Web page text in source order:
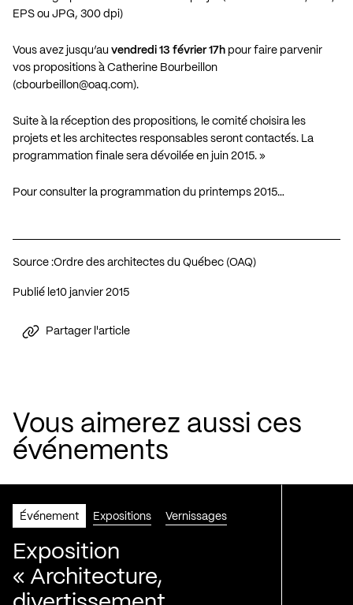
EPS ou JPG, 300 dpi)
Vous avez jusqu’au vendredi 13 février 17h pour faire parvenir
vos propositions à Catherine Bourbeillon
(cbourbeillon@oaq.com).
Suite à la réception des propositions, le comité choisira les
projets et les architectes responsables seront contactés. La
programmation finale sera dévoilée en juin 2015. »
Pour consulter la programmation du printemps 2015…
Source :Ordre des architectes du Québec (OAQ)
Publié le 10 janvier 2015
Partager l'article
Vous aimerez aussi ces
événements
Événement Expositions Vernissages
Exposition
« Architecture,